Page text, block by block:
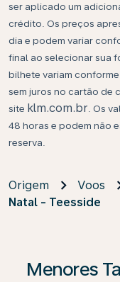
ser aplicado um
crédito. Os preços
dia e podem variar
final ao selecionar sua
bilhete variam
sem juros no cartão de
site klm.com.br . Os
48 horas e podem não
reserva.
Origem Voos
Natal - Teesside
Menores
Se não forem